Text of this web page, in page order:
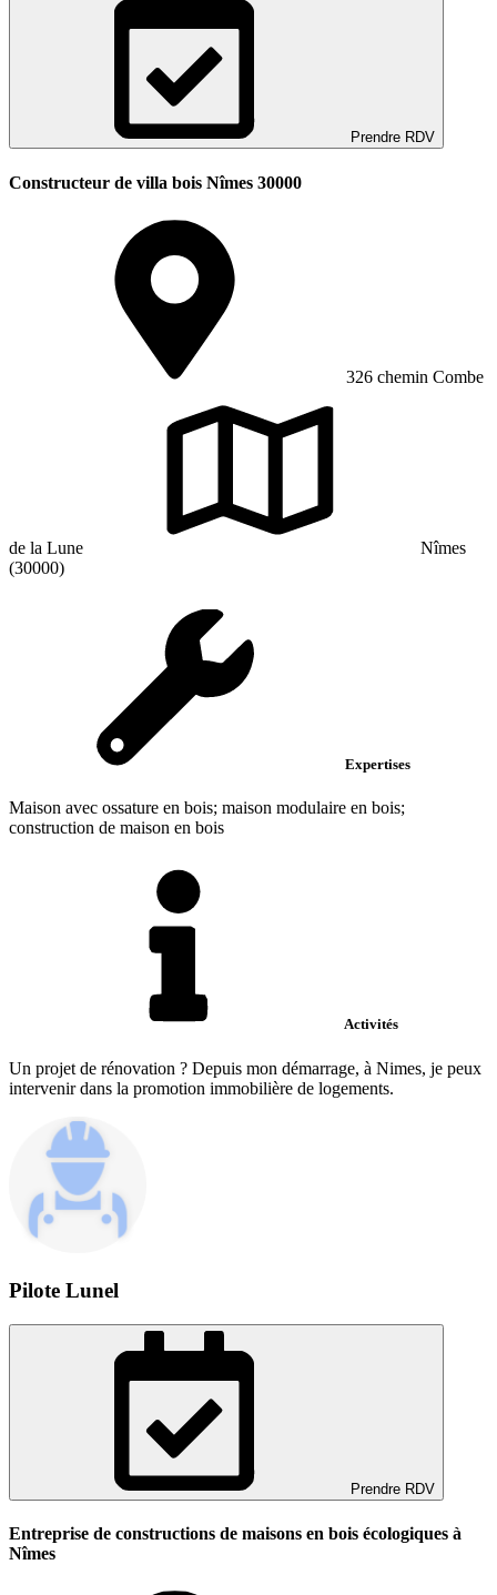
Prendre RDV
Constructeur de villa bois Nîmes 30000
326 chemin Combe
de la Lune
Nîmes
(30000)
Expertises
Maison avec ossature en bois; maison modulaire en bois;
construction de maison en bois
Activités
Un projet de rénovation ? Depuis mon démarrage, à Nimes, je peux
intervenir dans la promotion immobilière de logements.
Pilote Lunel
Prendre RDV
Entreprise de constructions de maisons en bois écologiques à
Nîmes